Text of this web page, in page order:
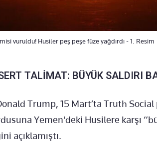
vuruldu! Husiler peş peşe füze yağdırdı - 1. Resim
TALİMAT: BÜYÜK SALDIRI
Trump, 15 Mart’ta Truth
Yemen'deki Husilere karşı
açıklamıştı.